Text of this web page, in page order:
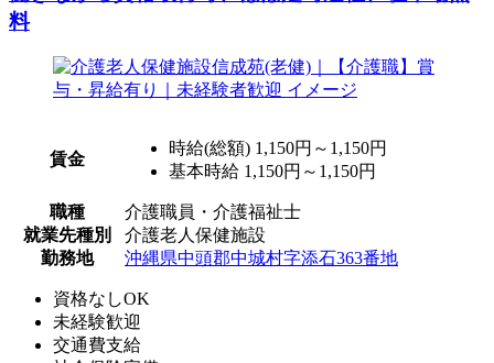
料
賃金
時給(総額) 1,150円～1,150円
基本時給 1,150円～1,150円
職種
介護職員・介護福祉士
就業先種別
介護老人保健施設
勤務地
沖縄県中頭郡中城村字添石363番地
資格なしOK
未経験歓迎
交通費支給